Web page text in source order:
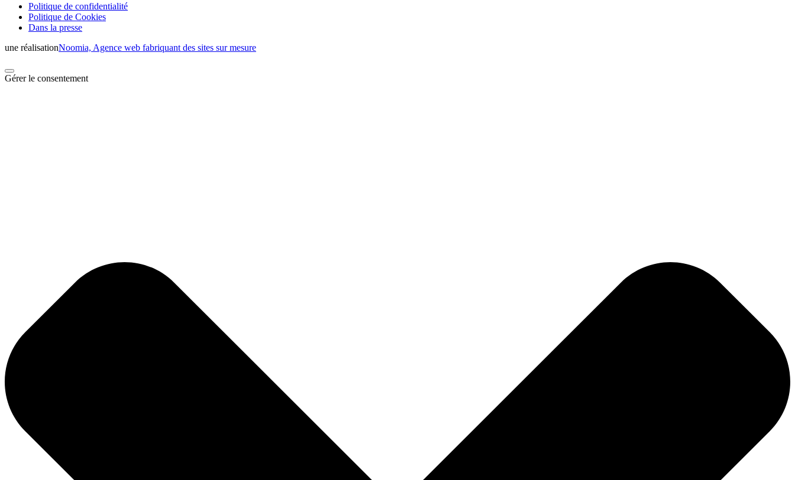
Politique de confidentialité
Politique de Cookies
Dans la presse
une réalisationNoomia, Agence web fabriquant des sites sur mesure
Gérer le consentement